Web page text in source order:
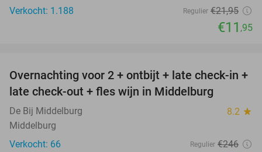
Verkocht: 1.188
Regulier €21,95
€11 ,95
52%
Overnachting voor 2 + ontbijt + late check-in +
late check-out + fles wijn in Middelburg
De Bij Middelburg 8.2 star
Middelburg
Verkocht: 66
Regulier €246